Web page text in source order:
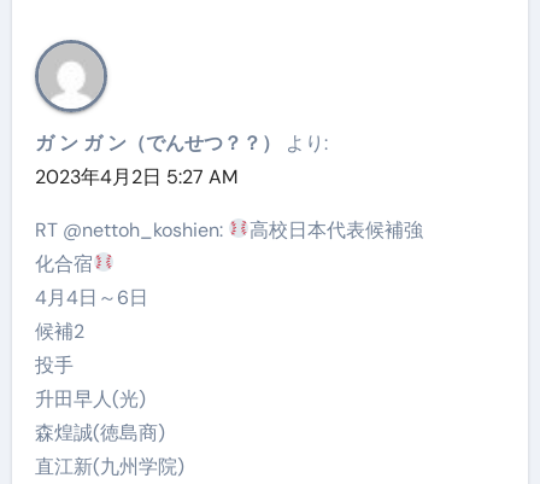
ガ ン ガ ン（でんせつ？？）
より:
2023年4月2日 5:27 AM
RT @nettoh_koshien:
高校日本代表候補強
化合宿
4月4日～6日
候補2
投手
升田早人(光)
森煌誠(徳島商)
直江新(九州学院)